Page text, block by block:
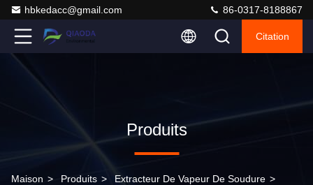
hbkedacc@gmail.com 86-0317-8188867
Citation
Produits
Maison > Produits > Extracteur De Vapeur De Soudure >